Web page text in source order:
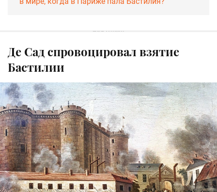
Де Сад спровоцировал взятие
Бастилии